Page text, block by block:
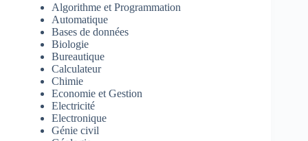
Algorithme et Programmation
Automatique
Bases de données
Biologie
Bureautique
Calculateur
Chimie
Economie et Gestion
Electricité
Electronique
Génie civil